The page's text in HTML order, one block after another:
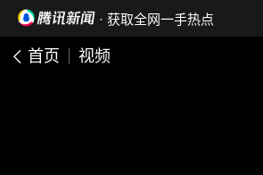
· 获取全网一手热点
首页 视频